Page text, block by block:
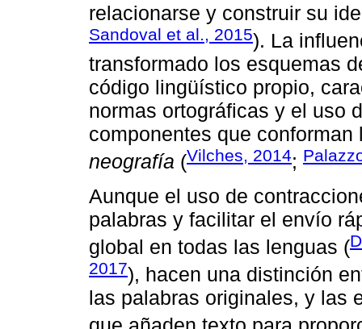
relacionarse y construir su
Sandoval et al., 2015). La
transformado los esquemas
código lingüístico propio,
normas ortográficas y el uso
componentes que
neografía (Vilches, 2014;
Aunque el uso de
palabras y facilitar el envío
global en todas las lenguas (
2017), hacen una distinción
las palabras originales, y las